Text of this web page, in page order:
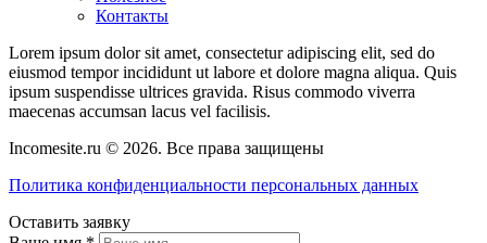
Контакты
Lorem ipsum dolor sit amet, consectetur adipiscing elit, sed do
eiusmod tempor incididunt ut labore et dolore magna aliqua. Quis
ipsum suspendisse ultrices gravida. Risus commodo viverra
maecenas accumsan lacus vel facilisis.
Incomesite.ru © 2026. Все права защищены
Политика конфиденциальности персональных данных
Оставить заявку